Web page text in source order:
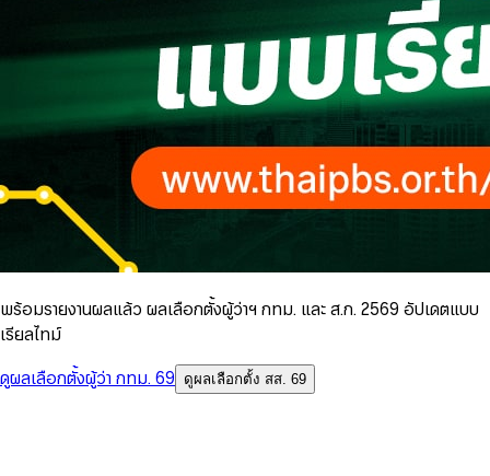
พร้อมรายงานผลแล้ว ผลเลือกตั้งผู้ว่าฯ กทม. และ ส.ก. 2569 อัปเดตแบบ
เรียลไทม์
ดูผลเลือกตั้งผู้ว่า กทม. 69
ดูผลเลือกตั้ง สส. 69